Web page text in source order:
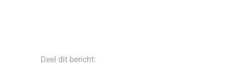
Deel dit bericht: